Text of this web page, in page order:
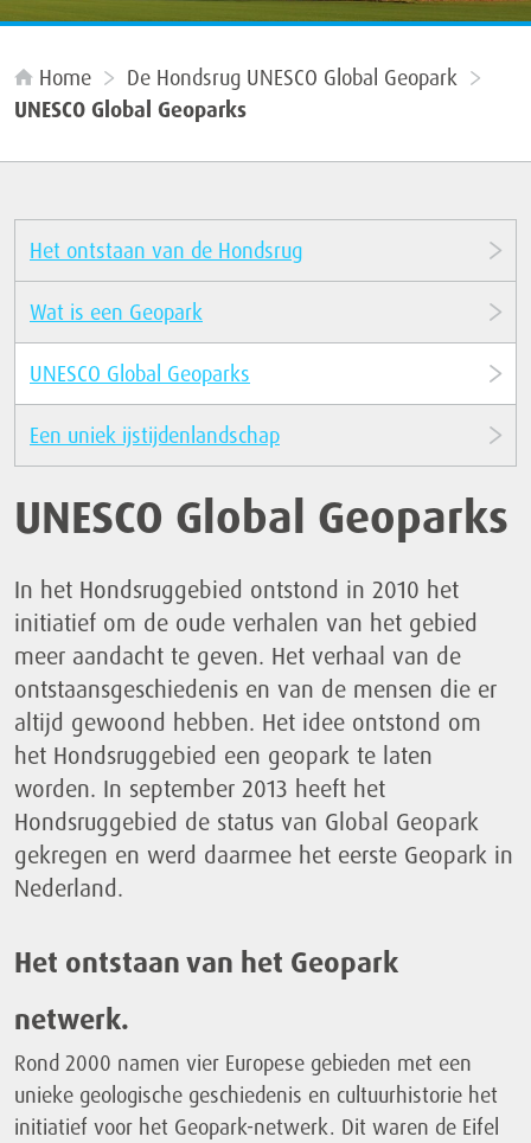
Home
De Hondsrug UNESCO Global Geopark
UNESCO Global Geoparks
Het ontstaan van de Hondsrug
Wat is een Geopark
UNESCO Global Geoparks
Een uniek ijstijdenlandschap
UNESCO Global Geoparks
In het Hondsruggebied ontstond in 2010 het
initiatief om de oude verhalen van het gebied
meer aandacht te geven. Het verhaal van de
ontstaansgeschiedenis en van de mensen die er
altijd gewoond hebben. Het idee ontstond om
het Hondsruggebied een geopark te laten
worden. In september 2013 heeft het
Hondsruggebied de status van Global Geopark
gekregen en werd daarmee het eerste Geopark in
Nederland.
Het ontstaan van het Geopark
netwerk.
Rond 2000 namen vier Europese gebieden met een
unieke geologische geschiedenis en cultuurhistorie het
initiatief voor het Geopark-netwerk. Dit waren de Eifel